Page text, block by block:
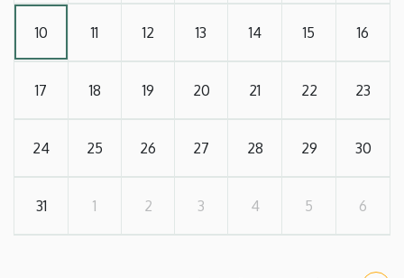
10 11 12 13 14 15 16
17 18 19 20 21 22 23
24 25 26 27 28 29 30
31 1 2 3 4 5 6